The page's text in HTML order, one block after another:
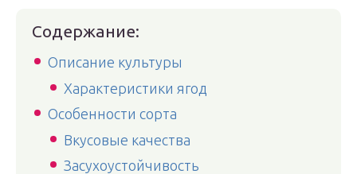
Содержание:
Описание культуры
Характеристики ягод
Особенности сорта
Вкусовые качества
Засухоустойчивость